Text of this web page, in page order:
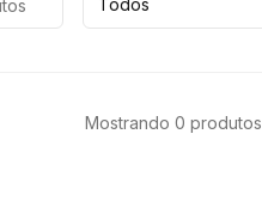
Todos
Mostrando 0 produtos